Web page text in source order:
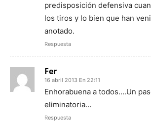
predisposición defensiva
los tiros y lo bien que han
anotado.
Respuesta
Fer
16 abril 2013 En 22:11
Enhorabuena a todos….Un
eliminatoria…
Respuesta